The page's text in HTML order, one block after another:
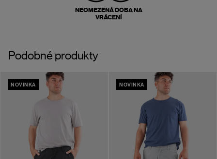
NEOMEZENÁ DOBA NA
VRÁCENÍ
Podobné produkty
NOVINKA NOVINKA